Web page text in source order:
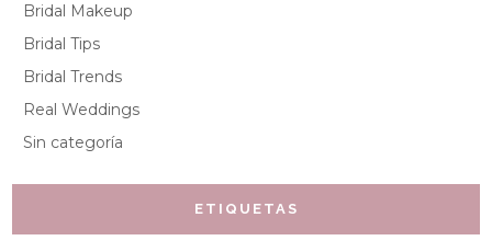
Bridal Makeup
Bridal Tips
Bridal Trends
Real Weddings
Sin categoría
ETIQUETAS